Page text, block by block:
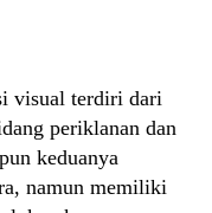
visual terdiri dari
periklanan dan
keduanya
namun memiliki